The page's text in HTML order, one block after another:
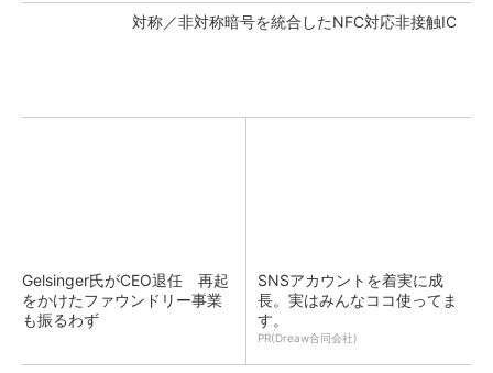
対称／非対称暗号を統合したNFC対応非接触IC
Gelsinger氏がCEO退任 再起
をかけたファウンドリー事業
も振るわず
SNSアカウントを着実に成
長。実はみんなココ使ってま
す。
PR(Dreaw合同会社)